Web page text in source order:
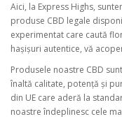
Aici, la Express Highs,
produse CBD legale
experimentat care caută
hașișuri autentice, vă
Produsele noastre CBD
înaltă calitate, potență și
din UE care aderă la
noastre îndeplinesc cele